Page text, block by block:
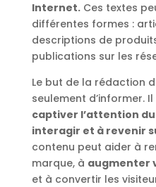
Internet.Ces textes
différentes formes :
descriptions de
publications sur les
Le but de la rédaction
seulement d’informer.
captiver l’attention
interagir et à revenir
contenu peut aider à
marque, à augmenter
et à convertir les